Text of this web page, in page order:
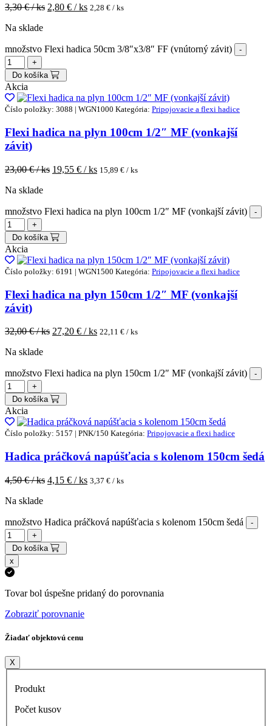
3,30€ / ks 2,80 € / ks 2,28 € / ks
Na sklade
množstvo Flexi hadica 50cm 3/8″x3/8″ FF (vnútorný závit)
Do košíka
Akcia
Číslo položky: 3088 | WGN1000 Kategória: Pripojovacie a flexi hadice
Flexi hadica na plyn 100cm 1/2″ MF (vonkajší
závit)
23,00€ / ks 19,55 € / ks 15,89 € / ks
Na sklade
množstvo Flexi hadica na plyn 100cm 1/2″ MF (vonkajší závit)
Do košíka
Akcia
Číslo položky: 6191 | WGN1500 Kategória: Pripojovacie a flexi hadice
Flexi hadica na plyn 150cm 1/2″ MF (vonkajší
závit)
32,00€ / ks 27,20 € / ks 22,11 € / ks
Na sklade
množstvo Flexi hadica na plyn 150cm 1/2″ MF (vonkajší závit)
Do košíka
Akcia
Číslo položky: 5157 | PNK/150 Kategória: Pripojovacie a flexi hadice
Hadica práčková napúšťacia s kolenom 150cm šedá
4,50€ / ks 4,15 € / ks 3,37 € / ks
Na sklade
množstvo Hadica práčková napúšťacia s kolenom 150cm šedá
Do košíka
x
Tovar bol úspešne pridaný do porovnania
Zobraziť porovnanie
Žiadať objektovú cenu
X
Produkt
Počet kusov